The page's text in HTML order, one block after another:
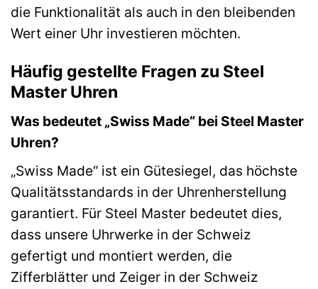
die Funktionalität als auch in den bleibenden
Wert einer Uhr investieren möchten.
Häufig gestellte Fragen zu Steel
Master Uhren
Was bedeutet „Swiss Made“ bei Steel Master
Uhren?
„Swiss Made“ ist ein Gütesiegel, das höchste
Qualitätsstandards in der Uhrenherstellung
garantiert. Für Steel Master bedeutet dies,
dass unsere Uhrwerke in der Schweiz
gefertigt und montiert werden, die
Zifferblätter und Zeiger in der Schweiz